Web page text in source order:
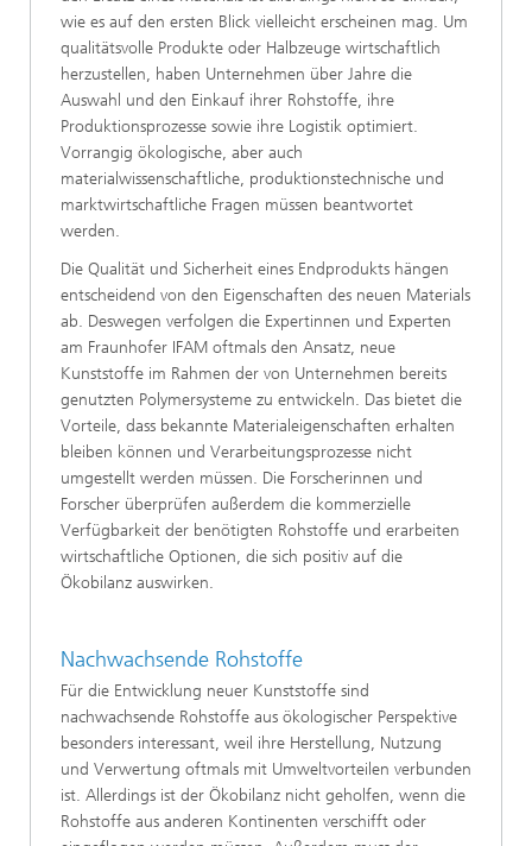
wie es auf den ersten Blick vielleicht erscheinen mag. Um
qualitätsvolle Produkte oder Halbzeuge wirtschaftlich
herzustellen, haben Unternehmen über Jahre die
Auswahl und den Einkauf ihrer Rohstoffe, ihre
Produktionsprozesse sowie ihre Logistik optimiert.
Vorrangig ökologische, aber auch
materialwissenschaftliche, produktionstechnische und
marktwirtschaftliche Fragen müssen beantwortet
werden.
Die Qualität und Sicherheit eines Endprodukts hängen
entscheidend von den Eigenschaften des neuen Materials
ab. Deswegen verfolgen die Expertinnen und Experten
am Fraunhofer IFAM oftmals den Ansatz, neue
Kunststoffe im Rahmen der von Unternehmen bereits
genutzten Polymersysteme zu entwickeln. Das bietet die
Vorteile, dass bekannte Materialeigenschaften erhalten
bleiben können und Verarbeitungsprozesse nicht
umgestellt werden müssen. Die Forscherinnen und
Forscher überprüfen außerdem die kommerzielle
Verfügbarkeit der benötigten Rohstoffe und erarbeiten
wirtschaftliche Optionen, die sich positiv auf die
Ökobilanz auswirken.
Nachwachsende Rohstoffe
Für die Entwicklung neuer Kunststoffe sind
nachwachsende Rohstoffe aus ökologischer Perspektive
besonders interessant, weil ihre Herstellung, Nutzung
und Verwertung oftmals mit Umweltvorteilen verbunden
ist. Allerdings ist der Ökobilanz nicht geholfen, wenn die
Rohstoffe aus anderen Kontinenten verschifft oder